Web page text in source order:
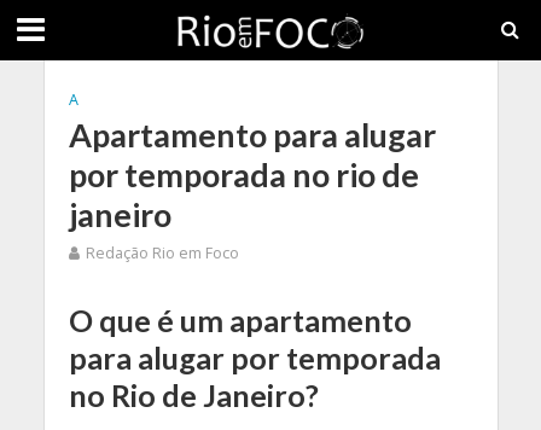
A
Apartamento para alugar
por temporada no rio de
janeiro
Redação Rio em Foco
O que é um apartamento
para alugar por temporada
no Rio de Janeiro?